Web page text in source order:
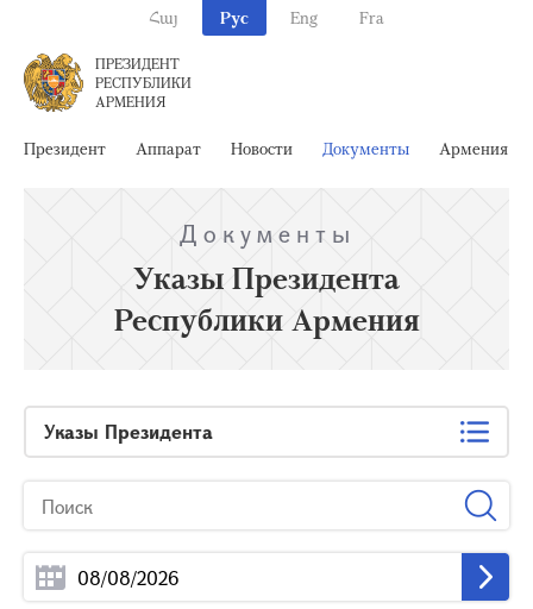
Հայ Рус Eng Fra
ПРЕЗИДЕНТ
РЕСПУБЛИКИ
АРМЕНИЯ
Президент Аппарат Новости Документы Армения
Документы
Указы Президента
Республики Армения
Указы Президента